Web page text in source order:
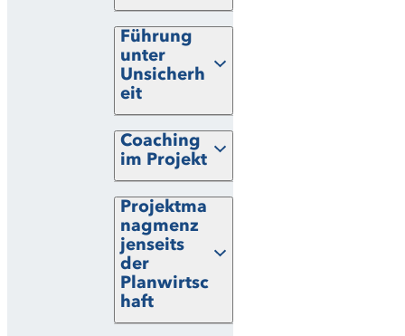
Führung
unter
Unsicherh
eit
Coaching
im Projekt
Projektma
nagmenz
jenseits
der
Planwirtsc
haft